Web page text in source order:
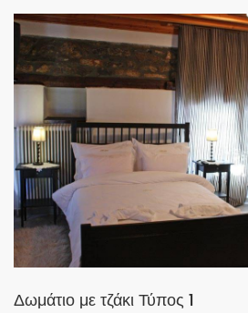
Δωμάτιο με τζάκι Τύπος 1